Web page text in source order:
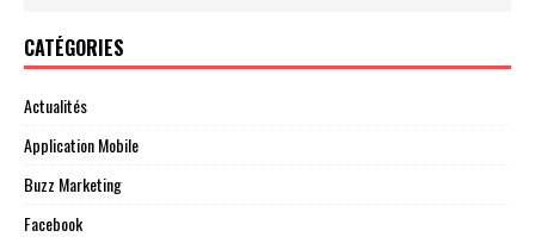
CATÉGORIES
Actualités
Application Mobile
Buzz Marketing
Facebook